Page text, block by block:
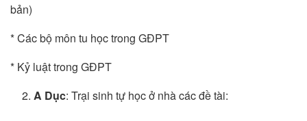
bản)
* Các bộ môn tu học trong GĐPT
* Kỷ luật trong GĐPT
A Dục: Trại sinh tự học ở nhà các đề tài: